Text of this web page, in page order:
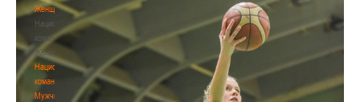
Женщины
Национальная
команда.
Женщины
Национальная
команда.
Мужчины